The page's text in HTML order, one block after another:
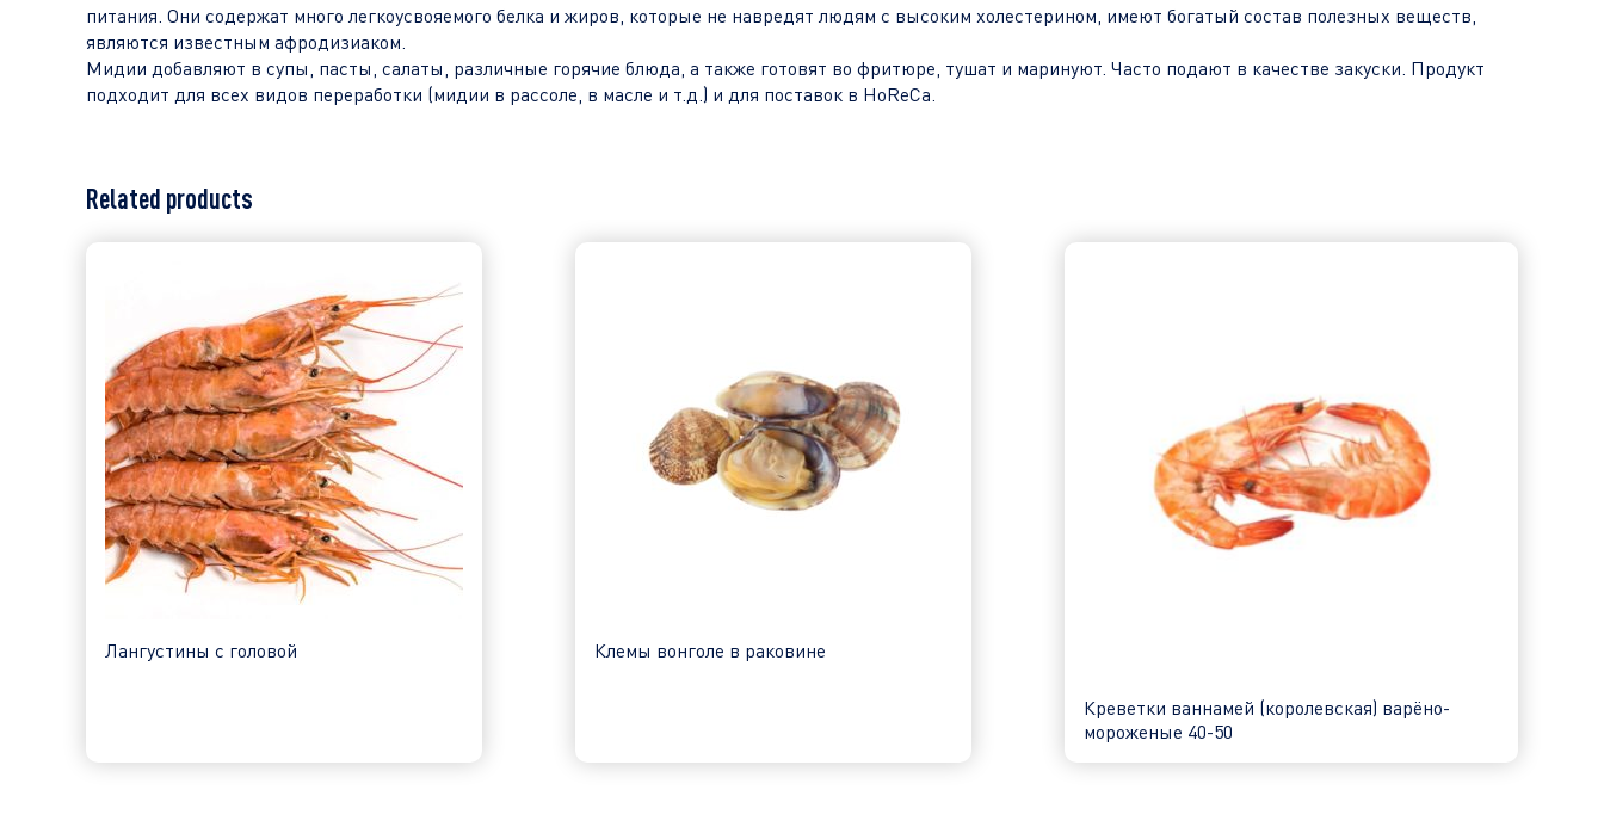
питания. Они содержат много легкоусвояемого белка и жиров, которые не навредят людям с высоким холестерином, имеют богатый состав полезных веществ,
являются известным афродизиаком.
Мидии добавляют в супы, пасты, салаты, различные горячие блюда, а также готовят во фритюре, тушат и маринуют. Часто подают в качестве закуски. Продукт
подходит для всех видов переработки (мидии в рассоле, в масле и т.д.) и для поставок в HoReCa.
Related products
Лангустины c головой Клемы вонголе в раковине
Креветки ваннамей (королевская) варёно-
мороженые 40-50